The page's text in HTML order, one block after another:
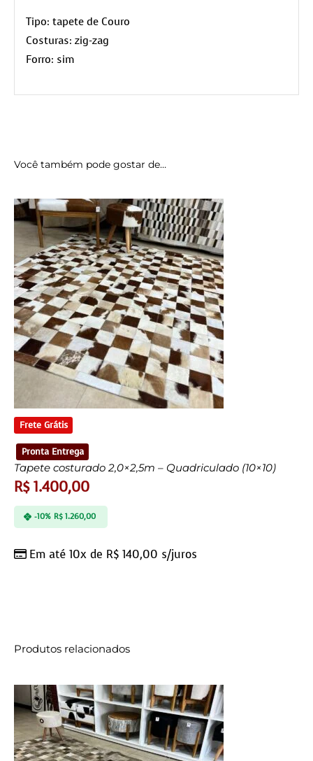
Tipo: tapete de Couro
Costuras: zig-zag
Forro: sim
Você também pode gostar de…
Frete Grátis
Pronta Entrega
Tapete costurado 2,0×2,5m – Quadriculado (10×10)
R$1.400,00
Em até 10x de R$ 140,00 s/juros
-10% R$1.260,00
Produtos relacionados